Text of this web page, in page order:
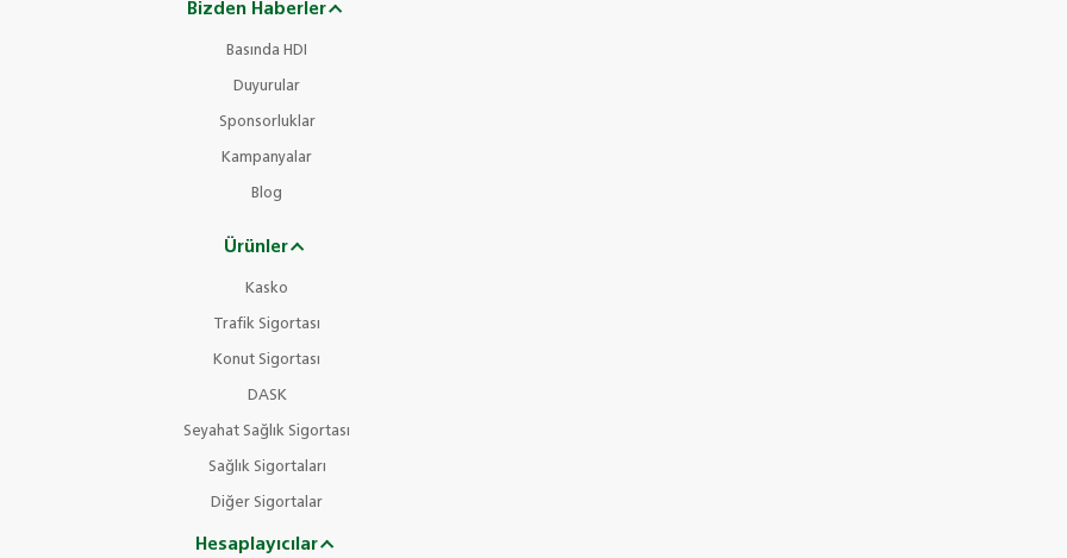
Bizden Haberler
Basında HDI
Duyurular
Sponsorluklar
Kampanyalar
Blog
Ürünler
Kasko
Trafik Sigortası
Konut Sigortası
DASK
Seyahat Sağlık Sigortası
Sağlık Sigortaları
Diğer Sigortalar
Hesaplayıcılar